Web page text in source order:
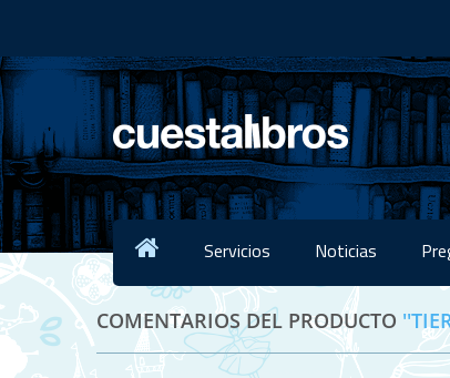
Servicios Noticias
COMENTARIOS DEL PRODUCTO